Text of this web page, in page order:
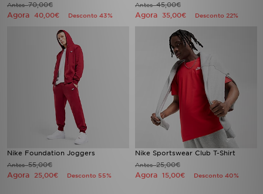
Antes70,00€
Agora 40,00€ Desconto 43%
Antes45,00€
Agora 35,00€ Desconto 22%
Nike Foundation Joggers
Antes55,00€
Agora 25,00€ Desconto 55%
Nike Sportswear Club T-Shirt
Antes25,00€
Agora 15,00€ Desconto 40%